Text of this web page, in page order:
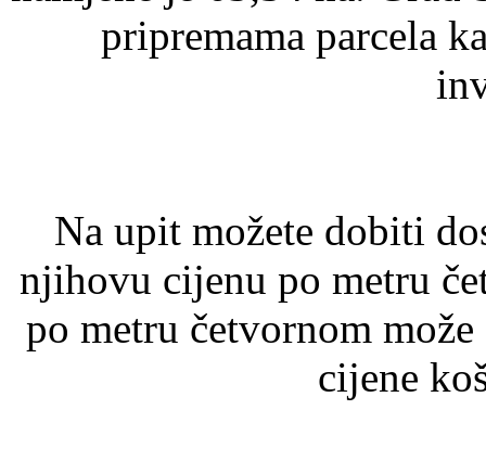
pripremama parcela
Na upit možete dobiti
njihovu cijenu po metru
po metru četvornom
cijene